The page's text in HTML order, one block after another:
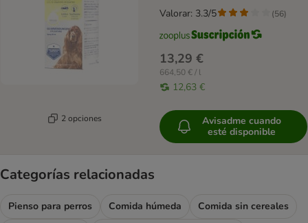
2 opciones
13,29 €
664,50 € / l
12,63 €
Valorar: 3.3/5 (56)
Avisadme cuando
esté disponible
Categorías relacionadas
Pienso para perros Comida húmeda
Comida sin cereales